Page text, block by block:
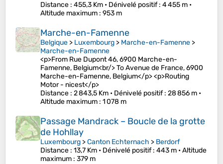
Distance : 455,3 Km • Dénivelé positif: 4 455 m •
Altitude maximum : 953 m
Marche-en-Famenne
Belgique > Luxembourg > Marche-en-Famenne >
Marche-en-Famenne
<p>From Rue Dupont 46, 6900 Marche-en-
Famenne, Belgium<br/> To Avenue de France, 6900
Marche-en-Famenne, Belgium</p> <p>Routing
Motor - nicest</p>
Distance : 2 843,5 Km • Dénivelé positif: 28 856 m •
Altitude maximum : 1 078 m
Passage Mandrack – Boucle de la grotte
de Hohllay
Luxembourg >Canton Echternach > Berdorf
Distance : 13,7 Km • Dénivelé positif: 443 m •Altitude
maximum : 379 m